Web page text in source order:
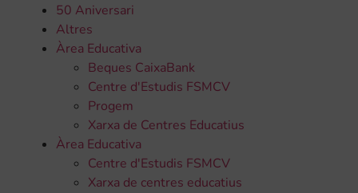
50 Aniversari
Altres
Àrea Educativa
Beques CaixaBank
Centre d'Estudis FSMCV
Progem
Xarxa de Centres Educatius
Àrea Educativa
Centre d'Estudis FSMCV
Xarxa de centres educatius